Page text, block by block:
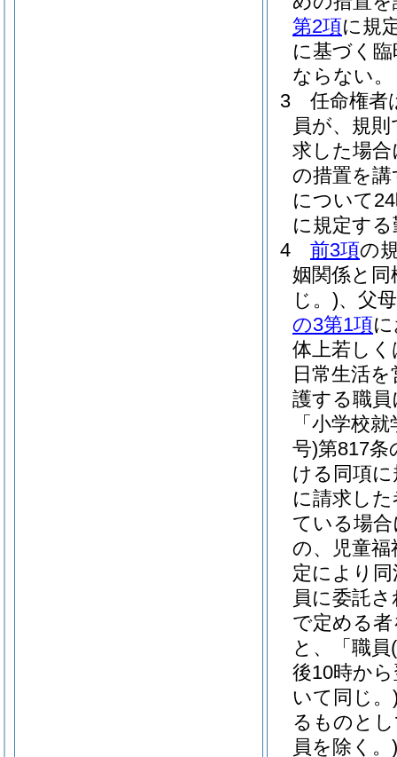
第2項に規
に基づく
ならない。
3
任命権者
員が、規
求した場
の措置を
について
に規定す
4
前3項の
姻関係と
じ。)、父
の3第1項
体上若し
日常生活
護する職
「小学校
号)第817条
ける同項
に請求した
ている場
の、児童福
定により
員に委託
で定める
と、「職員
後10時か
いて同じ。
るものと
員を除く。)